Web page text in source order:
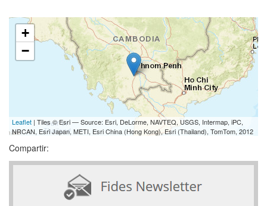
+
−
Leaflet | Tiles © Esri — Source: Esri, DeLorme, NAVTEQ, USGS, Intermap, iPC,
NRCAN, Esri Japan, METI, Esri China (Hong Kong), Esri (Thailand), TomTom, 2012
Compartir: